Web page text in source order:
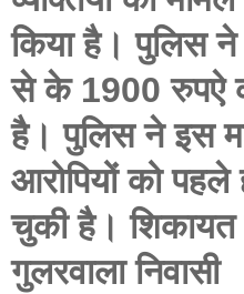
किया है। पुलिस
से के 1900 रुपऐ
है। पुलिस ने इस
आरोपियों को पहले
चुकी है। शिकायत
गुलरवाला निवासी